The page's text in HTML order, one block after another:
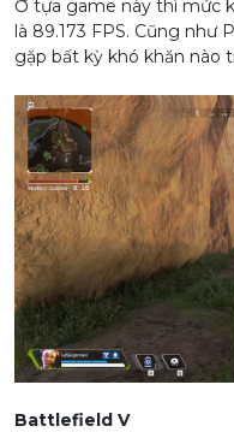
Ở tựa game này thì mức
là 89.173 FPS. Cũng như
gặp bất kỳ khó khăn nào
Battlefield V